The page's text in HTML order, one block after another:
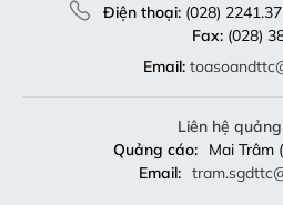
Điện thoại:(028)
Fax:(028)
Email:
Liên hệ
Quảng cáo:
Mai Trâm
Email: